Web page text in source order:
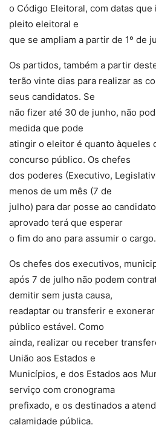
o Código Eleitoral, com datas
pleito eleitoral e
que se ampliam a partir de 1º de
Os partidos, também a partir
terão vinte dias para realizar as
seus candidatos. Se
não fizer até 30 de junho, não
medida que pode
atingir o eleitor é quanto àqueles
concurso público. Os chefes
dos poderes (Executivo,
menos de um mês (7 de
julho) para dar posse ao
aprovado terá que esperar
o fim do ano para assumir o cargo.
Os chefes dos executivos,
após 7 de julho não podem
demitir sem justa causa,
readaptar ou transferir e
público estável. Como
ainda, realizar ou receber
União aos Estados e
Municípios, e dos Estados aos
serviço com cronograma
prefixado, e os destinados a
calamidade pública.